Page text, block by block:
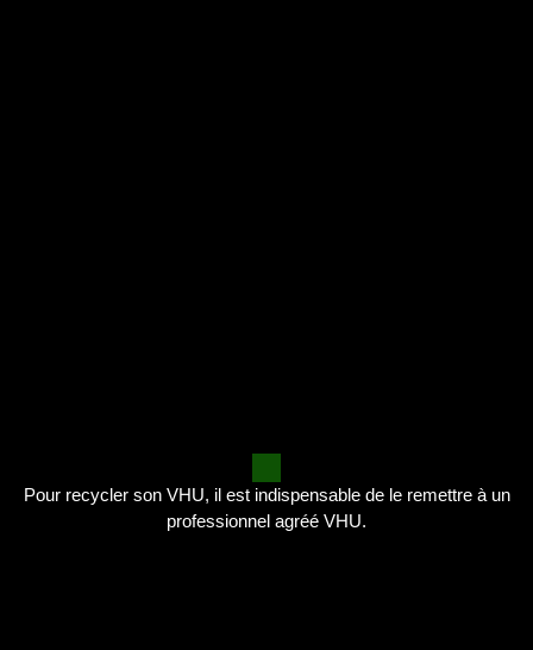
Pour recycler son VHU, il est indispensable de le remettre à un
professionnel agréé VHU.